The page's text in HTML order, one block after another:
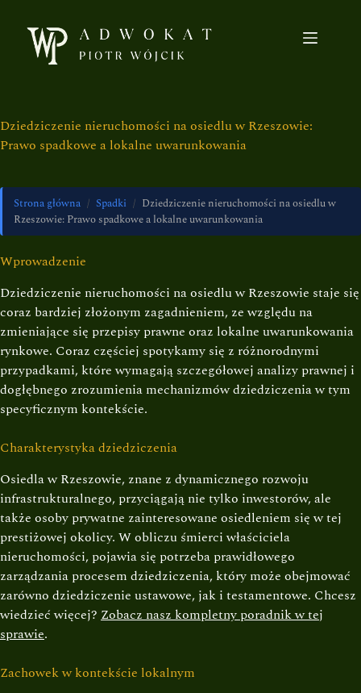
Dziedziczenie nieruchomości na osiedlu w Rzeszowie:
Prawo spadkowe a lokalne uwarunkowania
Strona główna / Spadki / Dziedziczenie nieruchomości na osiedlu w
Rzeszowie: Prawo spadkowe a lokalne uwarunkowania
Wprowadzenie
Dziedziczenie nieruchomości na osiedlu w Rzeszowie staje się
coraz bardziej złożonym zagadnieniem, ze względu na
zmieniające się przepisy prawne oraz lokalne uwarunkowania
rynkowe. Coraz częściej spotykamy się z różnorodnymi
przypadkami, które wymagają szczegółowej analizy prawnej i
dogłębnego zrozumienia mechanizmów dziedziczenia w tym
specyficznym kontekście.
Charakterystyka dziedziczenia
Osiedla w Rzeszowie, znane z dynamicznego rozwoju
infrastrukturalnego, przyciągają nie tylko inwestorów, ale
także osoby prywatne zainteresowane osiedleniem się w tej
prestiżowej okolicy. W obliczu śmierci właściciela
nieruchomości, pojawia się potrzeba prawidłowego
zarządzania procesem dziedziczenia, który może obejmować
zarówno dziedziczenie ustawowe, jak i testamentowe. Chcesz
wiedzieć więcej? Zobacz nasz kompletny poradnik w tej
sprawie.
Zachowek w kontekście lokalnym